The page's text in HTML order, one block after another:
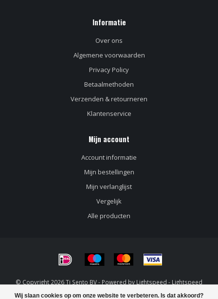
Wij slaan cookies op om onze website te verbeteren. Is dat akkoord?
Informatie
Over ons
Algemene voorwaarden
Privacy Policy
Betaalmethoden
Verzenden & retourneren
Klantenservice
Mijn account
Account informatie
Mijn bestellingen
Mijn verlanglijst
Vergelijk
Alle producten
© Copyright 2026 Ti Sento BV - Powered by Lightspeed - Lightspeed
designbyDyvelopment